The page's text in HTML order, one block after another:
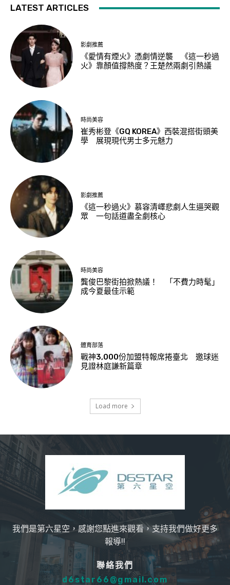
LATEST ARTICLES
影劇推薦
《愛情有煙火》憑劇情逆襲 《這一秒過
火》靠顏值撐熱度？王楚然兩劇引熱議
時尚美容
崔秀彬登《GQ KOREA》西裝混搭街頭美
學 展現現代男士多元魅力
影劇推薦
《這一秒過火》慕容清嶧悲劇人生逼哭觀
眾 一句話道盡全劇核心
時尚美容
龔俊巴黎街拍掀熱議！ 「不費力時髦」
成今夏最佳示範
體育部落
戰神3,000份加盟特報席捲臺北 邀球迷
見證林庭謙新篇章
Load more
我們是第六星空，感謝您點進來觀看，支持我們做好更多
報導!!
聯絡我們
d6star66@gmail.com